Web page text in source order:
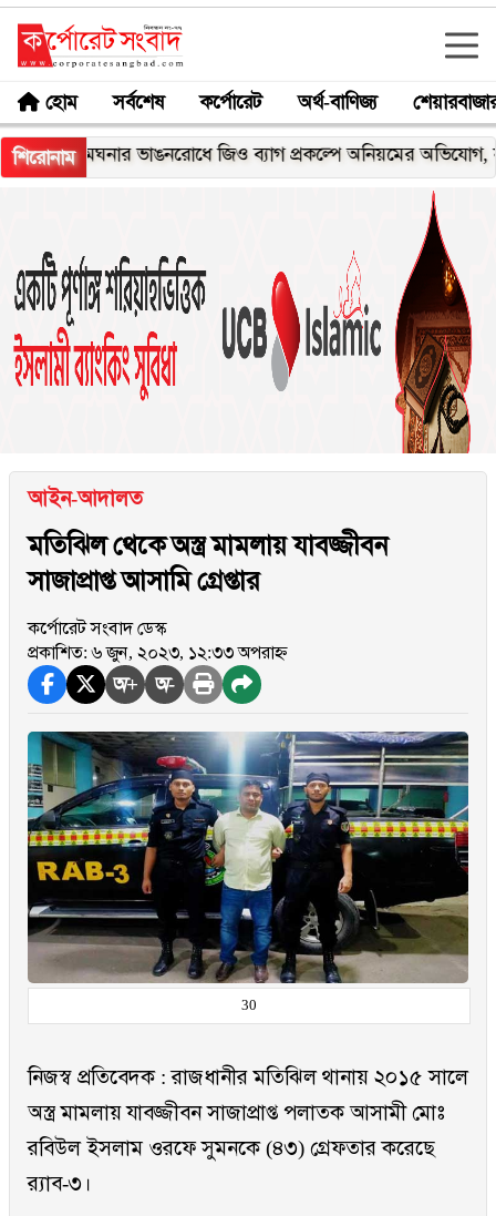
হোম সর্বশেষ কর্পোরেট অর্থ-বাণিজ্য
শিরোনাম
মেঘনার ভাঙনরোধে জিও ব্যাগ প্রকল্পে অনিয়মের অভিযোগ, নদীরকূলে
আইন-আদালত
মতিঝিল থেকে অস্ত্র মামলায় যাবজ্জীবন
সাজাপ্রাপ্ত আসামি গ্রেপ্তার
কর্পোরেট সংবাদ ডেস্ক
প্রকাশিত: ৬ জুন, ২০২৩, ১২:৩৩ অপরাহ্ন
অ+ অ-
30
নিজস্ব প্রতিবেদক : রাজধানীর মতিঝিল থানায় ২০১৫ সালে
অস্ত্র মামলায় যাবজ্জীবন সাজাপ্রাপ্ত পলাতক আসামী মোঃ
রবিউল ইসলাম ওরফে সুমনকে (৪৩) গ্রেফতার করেছে
র‌্যাব-৩।